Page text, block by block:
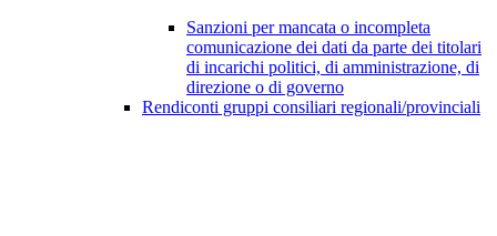
Sanzioni per mancata o incompleta
comunicazione dei dati da parte dei titolari
di incarichi politici, di amministrazione, di
direzione o di governo
Rendiconti gruppi consiliari regionali/provinciali